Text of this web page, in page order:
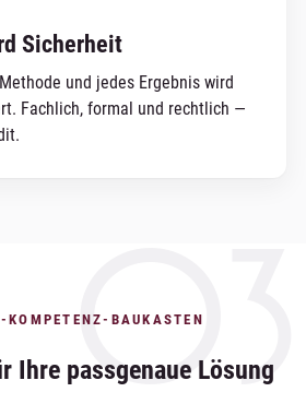
Sicherheit
und jedes Ergebnis wird
Fachlich, formal und rechtlich —
KOMPETENZ-BAUKASTEN
Ihre passgenaue Lösung